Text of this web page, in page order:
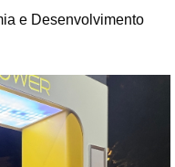
e Desenvolvimento